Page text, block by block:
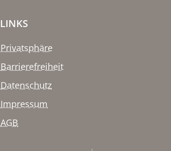
LINKS
Privatsphäre
Barrierefreiheit
Datenschutz
Impressum
AGB